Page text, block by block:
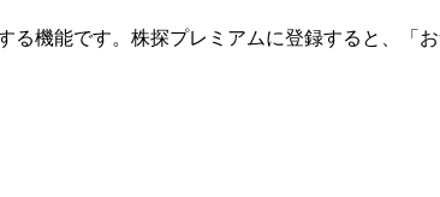
る機能です。 株探プレミアムに登録すると、「